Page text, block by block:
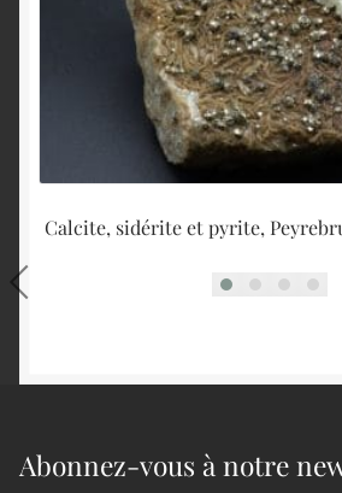
Calcite, sidérite et pyrite,
Abonnez-vous à notre